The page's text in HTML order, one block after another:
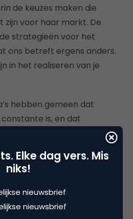
de keuzes maken die
zijn voor haar markt. De
strategieën voor het
ons betreft ergens anders.
in het realiseren van je
hebben gemeen dat
is, en dat
betekenen dat de
Ook hier legt het digitale
klantgerichtheid is niet
wordt het
moeten zich daarmee
Elke dag vers. Mis
niks!
nieuwsbrief
nieuwsbrief